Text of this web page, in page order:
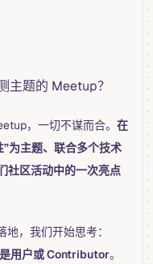
主题的 Meetup？
，一切不谋而合。 在
为主题、联合多个技术
社区活动中的一次亮点
，我们开始思考：
用户或 Contributor。